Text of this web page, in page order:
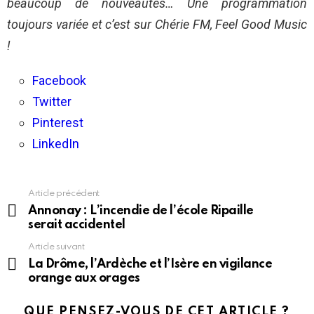
beaucoup de nouveautés… Une programmation
toujours variée et c’est sur Chérie FM, Feel Good Music
!
Facebook
Twitter
Pinterest
LinkedIn
voir
Article précédent
Annonay : L’incendie de l’école Ripaille
serait accidentel
Article suivant
La Drôme, l’Ardèche et l’Isère en vigilance
orange aux orages